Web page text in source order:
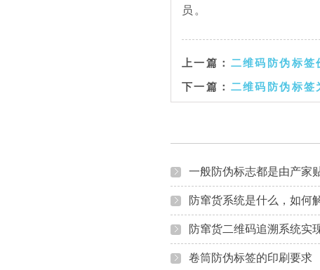
员。
上一篇： 二维码防伪标签
下一篇： 二维码防伪标
一般防伪标志都是由产家
防窜货系统是什么，如何
防窜货二维码追溯系统实
卷筒防伪标签的印刷要求